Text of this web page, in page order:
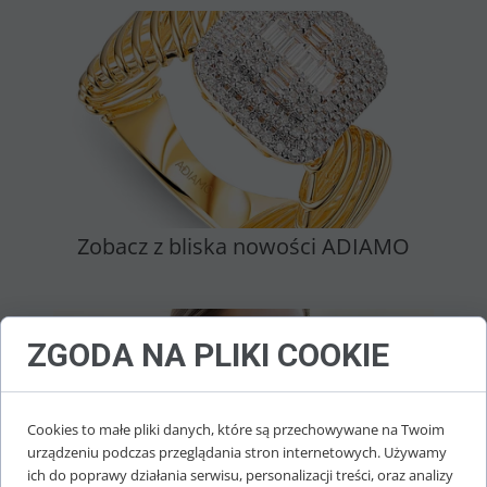
Zobacz z bliska nowości ADIAMO
ZGODA NA PLIKI COOKIE
Cookies to małe pliki danych, które są przechowywane na Twoim
urządzeniu podczas przeglądania stron internetowych. Używamy
ich do poprawy działania serwisu, personalizacji treści, oraz analizy